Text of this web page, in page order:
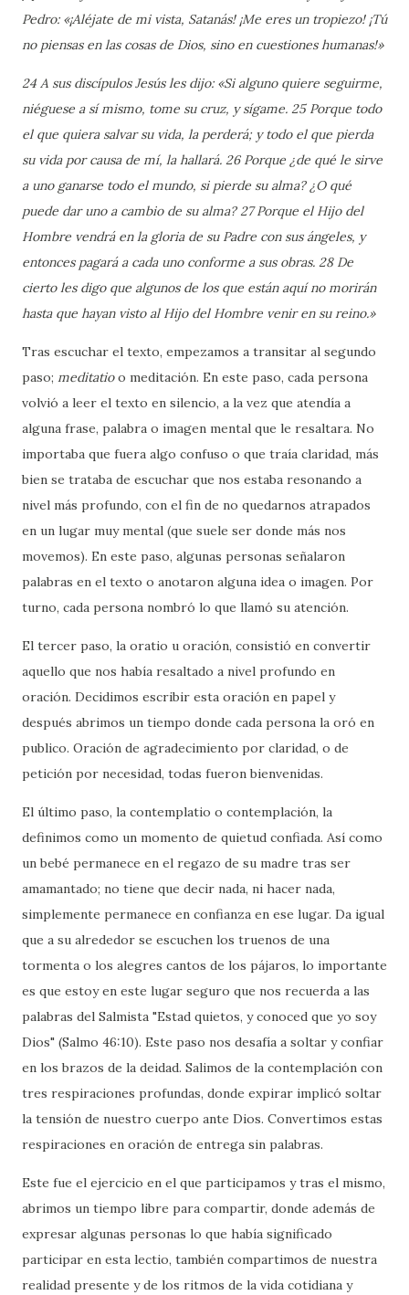
Pedro: «¡Aléjate de mi vista, Satanás! ¡Me eres un tropiezo! ¡Tú
no piensas en las cosas de Dios, sino en cuestiones humanas!»
24 A sus discípulos Jesús les dijo: «Si alguno quiere seguirme,
niéguese a sí mismo, tome su cruz, y sígame. 25 Porque todo
el que quiera salvar su vida, la perderá; y todo el que pierda
su vida por causa de mí, la hallará. 26 Porque ¿de qué le sirve
a uno ganarse todo el mundo, si pierde su alma? ¿O qué
puede dar uno a cambio de su alma? 27 Porque el Hijo del
Hombre vendrá en la gloria de su Padre con sus ángeles, y
entonces pagará a cada uno conforme a sus obras. 28 De
cierto les digo que algunos de los que están aquí no morirán
hasta que hayan visto al Hijo del Hombre venir en su reino.»
Tras escuchar el texto, empezamos a transitar al segundo
paso; meditatioo meditación. En este paso, cada persona
volvió a leer el texto en silencio, a la vez que atendía a
alguna frase, palabra o imagen mental que le resaltara. No
importaba que fuera algo confuso o que traía claridad, más
bien se trataba de escuchar que nos estaba resonando a
nivel más profundo, con el fin de no quedarnos atrapados
en un lugar muy mental (que suele ser donde más nos
movemos). En este paso, algunas personas señalaron
palabras en el texto o anotaron alguna idea o imagen. Por
turno, cada persona nombró lo que llamó su atención.
El tercer paso, la oratio u oración, consistió en convertir
aquello que nos había resaltado a nivel profundo en
oración. Decidimos escribir esta oración en papel y
después abrimos un tiempo donde cada persona la oró en
publico. Oración de agradecimiento por claridad, o de
petición por necesidad, todas fueron bienvenidas.
El último paso, la contemplatio o contemplación, la
definimos como un momento de quietud confiada. Así como
un bebé permanece en el regazo de su madre tras ser
amamantado; no tiene que decir nada, ni hacer nada,
simplemente permanece en confianza en ese lugar. Da igual
que a su alrededor se escuchen los truenos de una
tormenta o los alegres cantos de los pájaros, lo importante
es que estoy en este lugar seguro que nos recuerda a las
palabras del Salmista "Estad quietos, y conoced que yo soy
Dios" (Salmo 46:10). Este paso nos desafía a soltar y confiar
en los brazos de la deidad. Salimos de la contemplación con
tres respiraciones profundas, donde expirar implicó soltar
la tensión de nuestro cuerpo ante Dios. Convertimos estas
respiraciones en oración de entrega sin palabras.
Este fue el ejercicio en el que participamos y tras el mismo,
abrimos un tiempo libre para compartir, donde además de
expresar algunas personas lo que había significado
participar en esta lectio, también compartimos de nuestra
realidad presente y de los ritmos de la vida cotidiana y